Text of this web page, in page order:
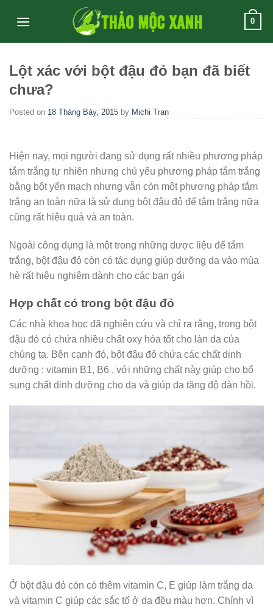
0
Lột xác với bột đậu đỏ bạn đã biết
chưa?
Posted on 18 Tháng Bảy, 2015 by Michi Tran
Hiện nay, mọi người đang sử dụng rất nhiều phương pháp
tắm trắng tự nhiên nhưng chủ yếu phương pháp tắm trắng
bằng bột yến mạch nhưng vẫn còn một phương pháp tắm
trắng an toàn nữa là sử dụng bột đậu đỏ để tắm trắng nữa
cũng rất hiệu quả và an toàn.
Ngoài công dụng là một trong những dược liệu để tắm
trắng, bột đậu đỏ còn có tác dụng giúp dưỡng da vào mùa
hè rất hiệu nghiệm dành cho các bạn gái
Hợp chất có trong bột đậu đỏ
Các nhà khoa học đã nghiên cứu và chỉ ra rằng, trong bột
đậu đỏ có chứa nhiều chất oxy hóa tốt cho làn da của
chúng ta. Bên cạnh đó, bột đậu đỏ chứa các chất dinh
dưỡng : vitamin B1, B6 , với những chất này giúp cho bổ
sung chất dinh dưỡng cho da và giúp da tăng độ đàn hồi.
Ở bột đậu đỏ còn có thêm vitamin C, E giúp làm trắng da
và vitamin C giúp các sắc tố ở da đều màu hơn. Chính vì